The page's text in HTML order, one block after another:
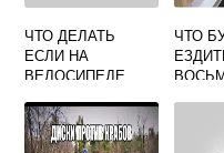
ЧТО ДЕЛАТЬ
ЕСЛИ НА
ВЕЛОСИПЕДЕ
ПЕДАЛИ
ЧТО